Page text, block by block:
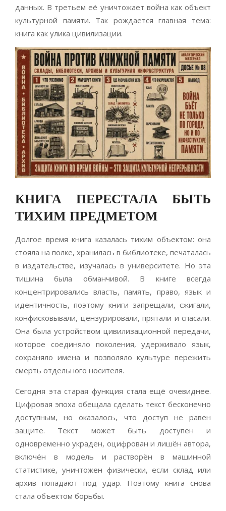
данных. В третьем её уничтожает война как объект
культурной памяти. Так рождается главная тема:
книга как улика цивилизации.
КНИГА ПЕРЕСТАЛА БЫТЬ
ТИХИМ ПРЕДМЕТОМ
Долгое время книга казалась тихим объектом: она
стояла на полке, хранилась в библиотеке, печаталась
в издательстве, изучалась в университете. Но эта
тишина была обманчивой. В книге всегда
концентрировались власть, память, право, язык и
идентичность, поэтому книги запрещали, сжигали,
конфисковывали, цензурировали, прятали и спасали.
Она была устройством цивилизационной передачи,
которое соединяло поколения, удерживало язык,
сохраняло имена и позволяло культуре пережить
смерть отдельного носителя.
Сегодня эта старая функция стала ещё очевиднее.
Цифровая эпоха обещала сделать текст бесконечно
доступным, но оказалось, что доступ не равен
защите. Текст может быть доступен и
одновременно украден, оцифрован и лишён автора,
включён в модель и растворён в машинной
статистике, уничтожен физически, если склад или
архив попадают под удар. Поэтому книга снова
стала объектом борьбы.